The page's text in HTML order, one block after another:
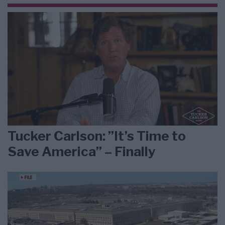
Tucker Carlson: ”It’s Time to
Save America” – Finally